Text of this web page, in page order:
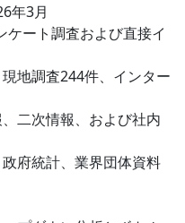
年3月
ケート調査および直接イ
現地調査244件、インター
二次情報、および社内
府統計、業界団体資料